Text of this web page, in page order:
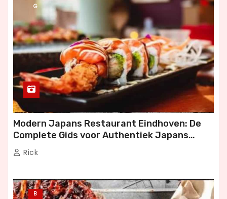
G
Modern Japans Restaurant Eindhoven: De
Complete Gids voor Authentiek Japans
Dineren
Rick
B